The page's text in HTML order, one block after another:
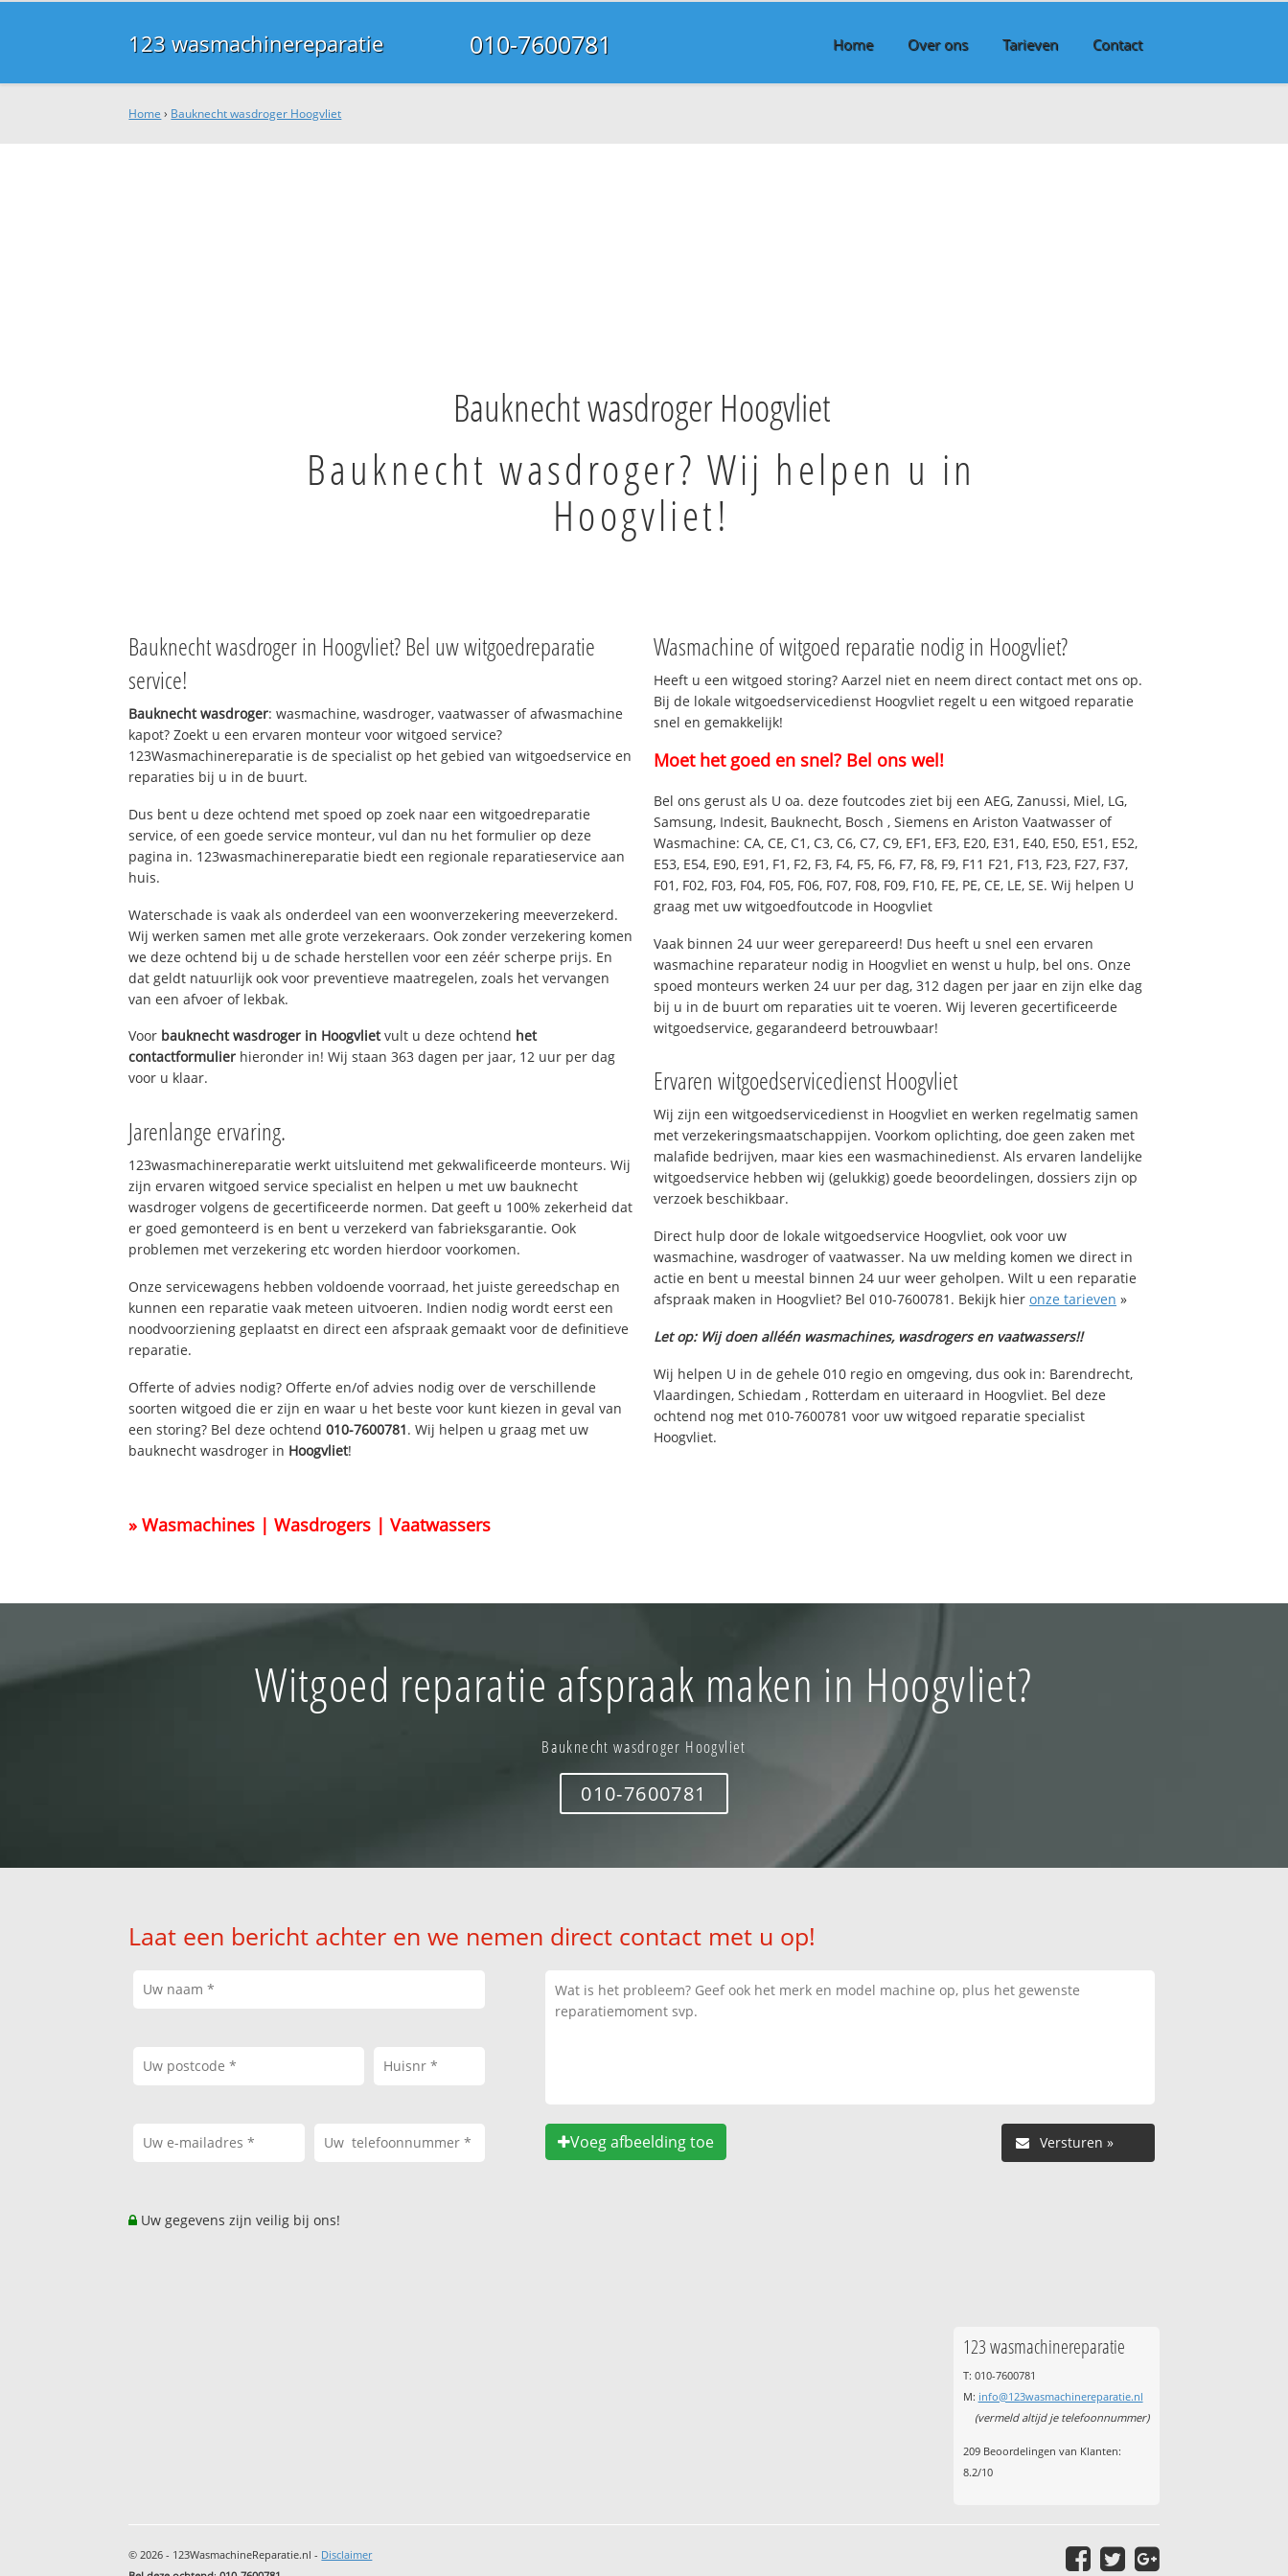
123 wasmachinereparatie 010-7600781 Home Over ons Tarieven Contact
Home › Bauknecht wasdroger Hoogvliet
Bauknecht wasdroger Hoogvliet
Bauknecht wasdroger? Wij helpen u in
Hoogvliet!
Bauknecht wasdroger in Hoogvliet? Bel uw witgoedreparatie
service!
Bauknecht wasdroger: wasmachine, wasdroger, vaatwasser of afwasmachine
kapot? Zoekt u een ervaren monteur voor witgoed service?
123Wasmachinereparatie is de specialist op het gebied van witgoedservice en
reparaties bij u in de buurt.
Dus bent u deze ochtend met spoed op zoek naar een witgoedreparatie
service, of een goede service monteur, vul dan nu het formulier op deze
pagina in. 123wasmachinereparatie biedt een regionale reparatieservice aan
huis.
Waterschade is vaak als onderdeel van een woonverzekering meeverzekerd.
Wij werken samen met alle grote verzekeraars. Ook zonder verzekering komen
we deze ochtend bij u de schade herstellen voor een zéér scherpe prijs. En
dat geldt natuurlijk ook voor preventieve maatregelen, zoals het vervangen
van een afvoer of lekbak.
Voor bauknecht wasdroger in Hoogvlietvult u deze ochtend het
contactformulier hieronder in! Wij staan 363 dagen per jaar, 12 uur per dag
voor u klaar.
Jarenlange ervaring.
123wasmachinereparatie werkt uitsluitend met gekwalificeerde monteurs. Wij
zijn ervaren witgoed service specialist en helpen u met uw bauknecht
wasdroger volgens de gecertificeerde normen. Dat geeft u 100% zekerheid dat
er goed gemonteerd is en bent u verzekerd van fabrieksgarantie. Ook
problemen met verzekering etc worden hierdoor voorkomen.
Onze servicewagens hebben voldoende voorraad, het juiste gereedschap en
kunnen een reparatie vaak meteen uitvoeren. Indien nodig wordt eerst een
noodvoorziening geplaatst en direct een afspraak gemaakt voor de definitieve
reparatie.
Offerte of advies nodig? Offerte en/of advies nodig over de verschillende
soorten witgoed die er zijn en waar u het beste voor kunt kiezen in geval van
een storing? Bel deze ochtend010-7600781. Wij helpen u graag met uw
bauknecht wasdroger in Hoogvliet!
» Wasmachines | Wasdrogers | Vaatwassers
Wasmachine of witgoed reparatie nodig in Hoogvliet?
Heeft u een witgoed storing? Aarzel niet en neem direct contact met ons op.
Bij de lokale witgoedservicedienst Hoogvliet regelt u een witgoed reparatie
snel en gemakkelijk!
Moet het goed en snel? Bel ons wel!
Bel ons gerust als U oa. deze foutcodes ziet bij een AEG, Zanussi, Miel, LG,
Samsung, Indesit, Bauknecht, Bosch , Siemens en Ariston Vaatwasser of
Wasmachine: CA, CE, C1, C3, C6, C7, C9, EF1, EF3, E20, E31, E40, E50, E51, E52,
E53, E54, E90, E91, F1, F2, F3, F4, F5, F6, F7, F8, F9, F11 F21, F13, F23, F27, F37,
F01, F02, F03, F04, F05, F06, F07, F08, F09, F10, FE, PE, CE, LE, SE. Wij helpen U
graag met uw witgoedfoutcode in Hoogvliet
Vaak binnen 24 uur weer gerepareerd! Dus heeft u snel een ervaren
wasmachine reparateur nodig in Hoogvliet en wenst u hulp, bel ons. Onze
spoed monteurs werken 24 uur per dag, 312 dagen per jaar en zijn elke dag
bij u in de buurt om reparaties uit te voeren. Wij leveren gecertificeerde
witgoedservice, gegarandeerd betrouwbaar!
Ervaren witgoedservicedienst Hoogvliet
Wij zijn een witgoedservicedienst in Hoogvliet en werken regelmatig samen
met verzekeringsmaatschappijen. Voorkom oplichting, doe geen zaken met
malafide bedrijven, maar kies een wasmachinedienst. Als ervaren landelijke
witgoedservice hebben wij (gelukkig) goede beoordelingen, dossiers zijn op
verzoek beschikbaar.
Direct hulp door de lokale witgoedservice Hoogvliet, ook voor uw
wasmachine, wasdroger of vaatwasser. Na uw melding komen we direct in
actie en bent u meestal binnen 24 uur weer geholpen. Wilt u een reparatie
afspraak maken in Hoogvliet? Bel 010-7600781. Bekijk hier onze tarieven »
Let op: Wij doen alléén wasmachines, wasdrogers en vaatwassers!!
Wij helpen U in de gehele 010 regio en omgeving, dus ook in: Barendrecht,
Vlaardingen, Schiedam , Rotterdam en uiteraard in Hoogvliet. Bel deze
ochtend nog met 010-7600781 voor uw witgoed reparatie specialist
Hoogvliet.
Witgoed reparatie afspraak maken in Hoogvliet?
Bauknecht wasdroger Hoogvliet
010-7600781
Laat een bericht achter en we nemen direct contact met u op!
Voeg afbeelding toe
Uw gegevens zijn veilig bij ons!
123 wasmachinereparatie
T: 010-7600781
M: info@123wasmachinereparatie.nl
(vermeld altijd je telefoonnummer)
209Beoordelingen van Klanten:
8.2/10
© 2026 - 123WasmachineReparatie.nl - Disclaimer